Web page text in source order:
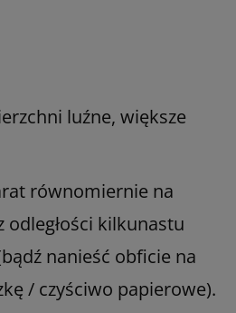
luźne, większe
równomiernie na
odległości kilkunastu
nanieść obficie na
/ czyściwo papierowe).